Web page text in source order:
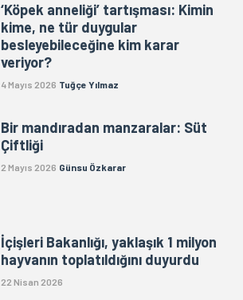
‘Köpek anneliği’ tartışması: Kimin
kime, ne tür duygular
besleyebileceğine kim karar
veriyor?
4 Mayıs 2026 Tuğçe Yılmaz
Bir mandıradan manzaralar: Süt
Çiftliği
2 Mayıs 2026 Günsu Özkarar
İçişleri Bakanlığı, yaklaşık 1 milyon
hayvanın toplatıldığını duyurdu
22 Nisan 2026